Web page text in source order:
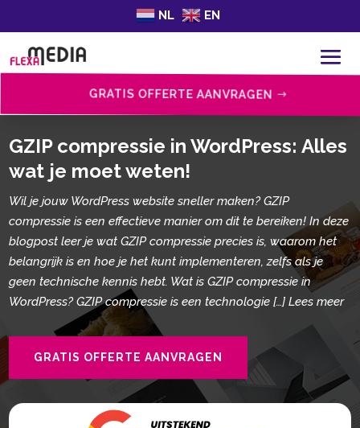
NL EN
GRATIS OFFERTE AANVRAGEN
GZIP compressie in WordPress: Alles
wat je moet weten!
Wil je jouw WordPress website sneller maken? GZIP
compressie is een effectieve manier om dit te bereiken! In deze
blogpost leer je wat GZIP compressie precies is, waarom het
belangrijk is en hoe je het kunt implementeren, zelfs als je
geen technische kennis hebt. Wat is GZIP compressie in
WordPress? GZIP compressie is een technologie […] Lees meer
GRATIS OFFERTE AANVRAGEN